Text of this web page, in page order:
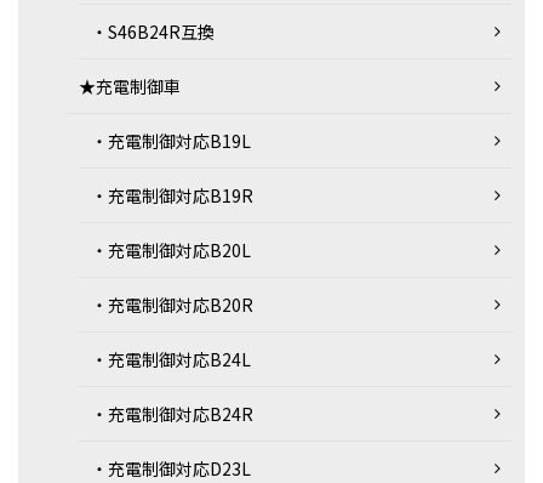
・S46B24R互換
★充電制御車
・充電制御対応B19L
・充電制御対応B19R
・充電制御対応B20L
・充電制御対応B20R
・充電制御対応B24L
・充電制御対応B24R
・充電制御対応D23L